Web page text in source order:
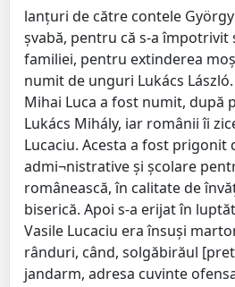
lanţuri de către contele
şvabă, pentru că s-a împotrivit
familiei, pentru extinderea
numit de unguri Lukács
Mihai Luca a fost numit, după
Lukács Mihály, iar românii îi
Lucaciu. Acesta a fost
admi¬nistrative şi şcolare
românească, în calitate de
biserică. Apoi s-a erijat în
Vasile Lucaciu era însuşi
rânduri, când, solgăbirăul
jandarm, adresa cuvinte